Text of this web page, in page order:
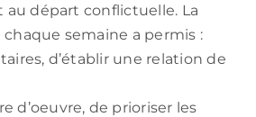
au départ conflictuelle. La
semaine a permis :
d’établir une relation de
d’oeuvre, de prioriser les